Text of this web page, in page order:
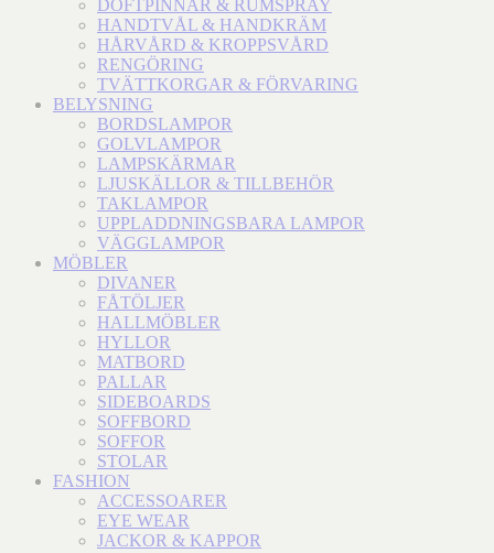
DOFTPINNAR & RUMSPRAY
HANDTVÅL & HANDKRÄM
HÅRVÅRD & KROPPSVÅRD
RENGÖRING
TVÄTTKORGAR & FÖRVARING
BELYSNING
BORDSLAMPOR
GOLVLAMPOR
LAMPSKÄRMAR
LJUSKÄLLOR & TILLBEHÖR
TAKLAMPOR
UPPLADDNINGSBARA LAMPOR
VÄGGLAMPOR
MÖBLER
DIVANER
FÅTÖLJER
HALLMÖBLER
HYLLOR
MATBORD
PALLAR
SIDEBOARDS
SOFFBORD
SOFFOR
STOLAR
FASHION
ACCESSOARER
EYE WEAR
JACKOR & KAPPOR